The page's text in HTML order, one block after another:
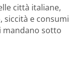
città italiane,
siccità e consumi
mandano sotto